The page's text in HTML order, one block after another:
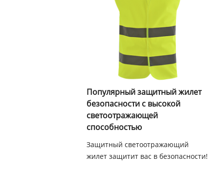
Популярный защитный жилет
безопасности с высокой
светоотражающей
способностью
Защитный светоотражающий
жилет защитит вас в безопасности!